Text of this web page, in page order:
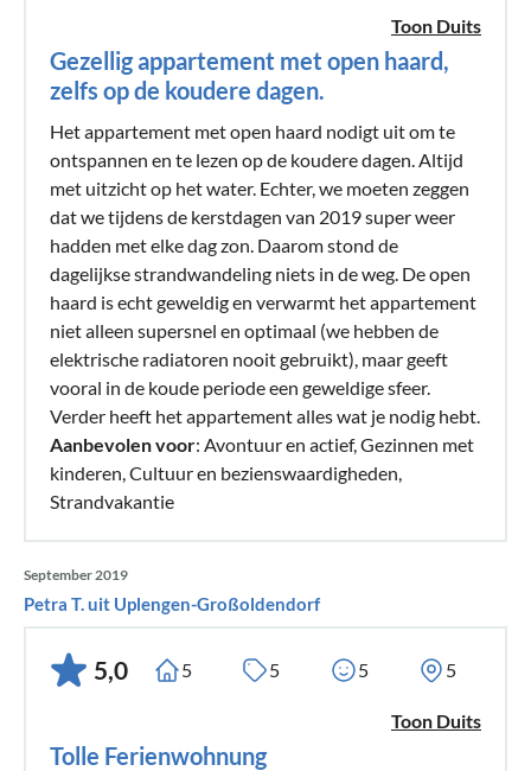
natuurgebied "Die Birk" aan de Geltinger Baai deden de rest
en boden ons goede wandelmogelijkheden. Wij hebben
deze wandelingen aangevuld met bezoeken aan het stadje
Kappeln (boodschappen in de supermarkt),
Elektriciteitsprijs 0,5kwh onderhevig aan verhoging.
Verhogen
Toon Duits
Gezellig appartement met open haard,
zelfs op de koudere dagen.
Het appartement met open haard nodigt uit om te
ontspannen en te lezen op de koudere dagen. Altijd
met uitzicht op het water. Echter, we moeten zeggen
dat we tijdens de kerstdagen van 2019 super weer
hadden met elke dag zon. Daarom stond de
dagelijkse strandwandeling niets in de weg. De open
haard is echt geweldig en verwarmt het appartement
niet alleen supersnel en optimaal (we hebben de
elektrische radiatoren nooit gebruikt), maar geeft
vooral in de koude periode een geweldige sfeer.
Verder heeft het appartement alles wat je nodig hebt.
Aanbevolen voor: Avontuur en actief, Gezinnen met
kinderen, Cultuur en bezienswaardigheden,
Strandvakantie
September 2019
Petra T. uit Uplengen-Großoldendorf
5,0 5 5 5 5
Toon Duits
Tolle Ferienwohnung